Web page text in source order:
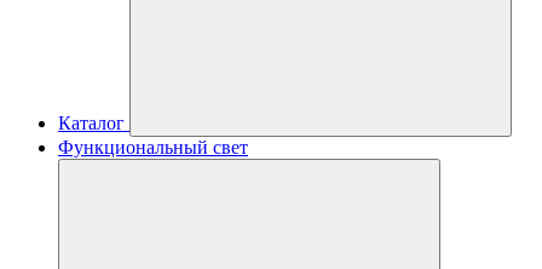
Каталог
Функциональный свет